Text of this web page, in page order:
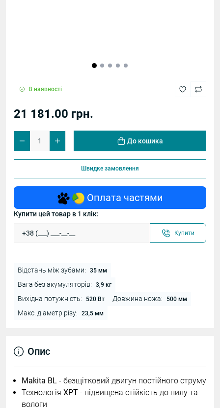
В наявності
21 181.00 грн.
До кошика
Швидке замовлення
Оплата частями
Купити цей товар в 1 клік:
Купити
Відстань між зубами: 35 мм
Вага без акумуляторів: 3,9 кг
Вихідна потужність: 520 Вт Довжина ножа: 500 мм
Макс. діаметр різу: 23,5 мм
Опис
Makita BL - безщітковий двигун постійного струму
Технологія XPT - підвищена стійкість до пилу та
вологи